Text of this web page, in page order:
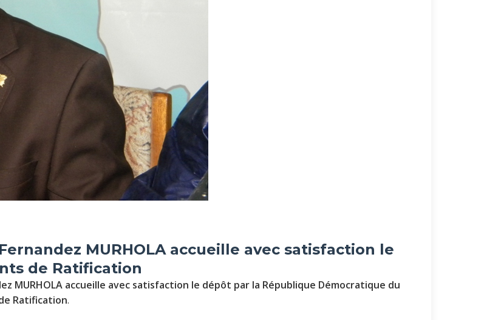
MURHOLA accueille avec satisfaction le
de Ratification
MURHOLA accueille avec satisfaction le dépôt par la République Démocratique du
Ratification.